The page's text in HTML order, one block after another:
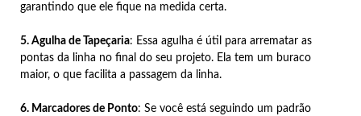
garantindo que ele fique na medida certa.
5. Agulha de Tapeçaria: Essa agulha é útil para arrematar as
pontas da linha no final do seu projeto. Ela tem um buraco
maior, o que facilita a passagem da linha.
6. Marcadores de Ponto: Se você está seguindo um padrão